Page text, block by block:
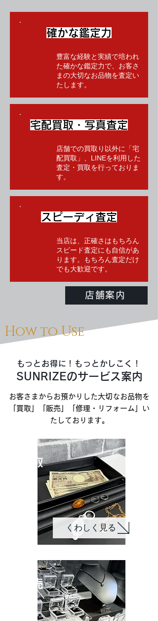
確かな鑑定力
豊富な経験と実績で培われ
た確かな鑑定力で、お客さ
まの大切なお品物を査定い
たします。
宅配買取・写真査定
店舗での買取り以外に「宅
配買取」、LINEを利用した
査定・買取を行っておりま
す。
スピーディ査定
当店は、正確さはもちろん
スピード査定にも自信があ
ります。もちろん査定だけ
でも大歓迎です。
店舗案内
How to Use
もっとお得に！もっとかしこく！
SUNRIZEのサービス案内
お客さまからお預かりした大切なお品物を
「買取」「販売」「修理・リフォーム」い
たしております。
​買取
くわしく見る
販売